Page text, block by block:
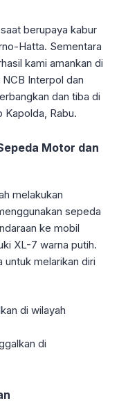
berupaya kabur
Hatta. Sementara
kami amankan di
Interpol dan
dan tiba di
Kapolda, Rabu.
Motor dan
melakukan
sepeda
ke mobil
XL-7 warna putih.
untuk melarikan diri
di wilayah
di